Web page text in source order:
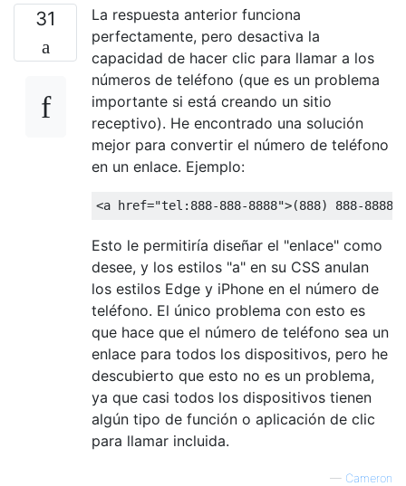
31
La respuesta anterior funciona
perfectamente, pero desactiva la
capacidad de hacer clic para llamar a los
números de teléfono (que es un problema
importante si está creando un sitio
receptivo). He encontrado una solución
mejor para convertir el número de teléfono
en un enlace. Ejemplo:
<a href="tel:888-888-8888">(888) 888-8888
Esto le permitiría diseñar el "enlace" como
desee, y los estilos "a" en su CSS anulan
los estilos Edge y iPhone en el número de
teléfono. El único problema con esto es
que hace que el número de teléfono sea un
enlace para todos los dispositivos, pero he
descubierto que esto no es un problema,
ya que casi todos los dispositivos tienen
algún tipo de función o aplicación de clic
para llamar incluida.
— Cameron